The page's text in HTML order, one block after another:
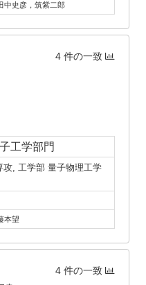
中史彦，筑紫二郎
4 件の一致
工学部門
攻, 工学部 量子物理工学
本望
4 件の一致